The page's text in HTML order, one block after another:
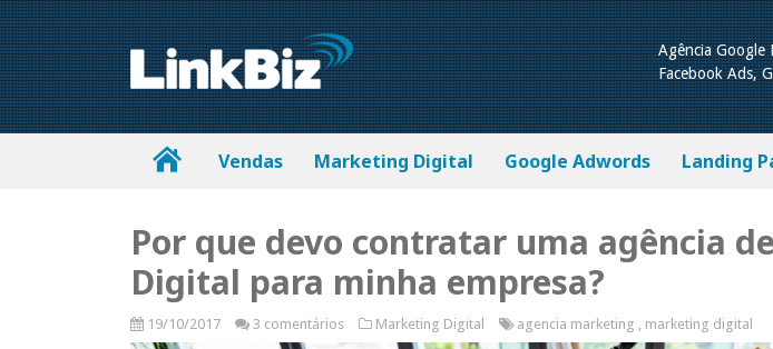
Agência Google
Facebook Ads,
Vendas Marketing Digital Google Adwords Landing
Por que devo contratar uma agência
Digital para minha empresa?
19/10/2017 3 comentários Marketing Digital agencia marketing , marketing digital